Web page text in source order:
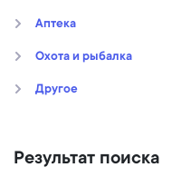
Аптека
Охота и рыбалка
Другое
Результат поиска